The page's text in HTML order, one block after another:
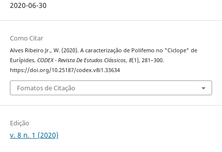
2020-06-30
Como Citar
Alves Ribeiro Jr., W. (2020). A caracterização de Polifemo no "Ciclope" de
Eurípides. CODEX - Revista De Estudos Clássicos, 8(1), 281–300.
https://doi.org/10.25187/codex.v8i1.33634
Fomatos de Citação
Edição
v. 8 n. 1 (2020)